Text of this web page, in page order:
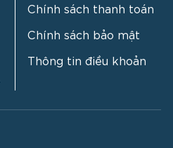
Chính sách thanh toán
Chính sách bảo mật
Thông tin điều khoản